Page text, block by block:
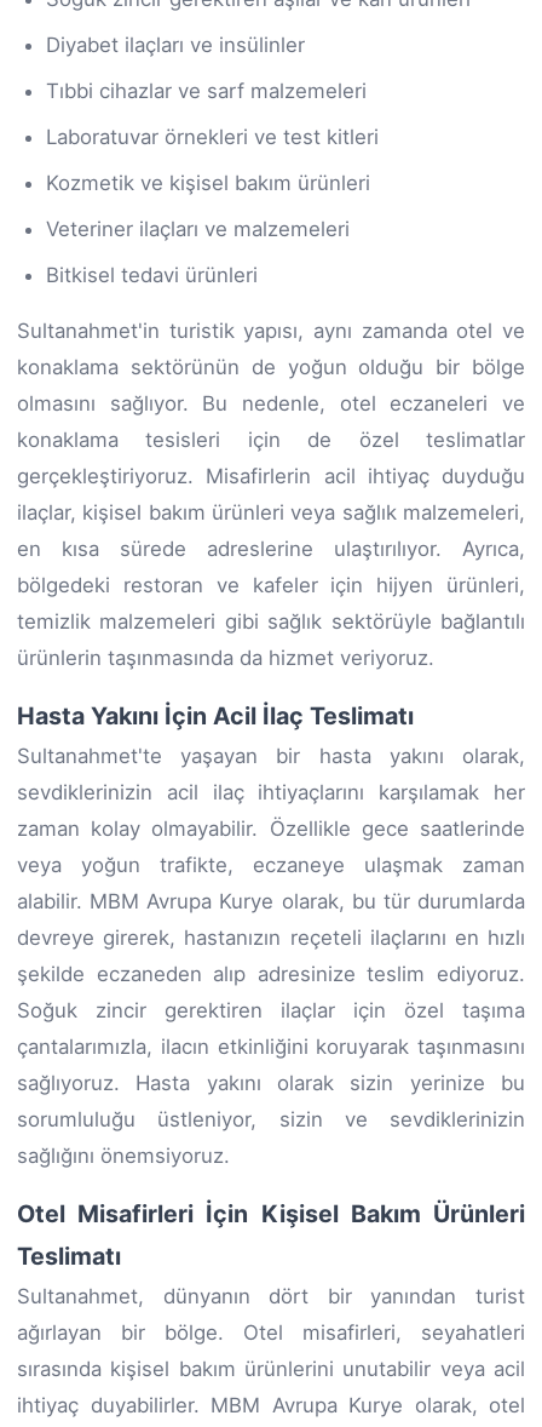
Diyabet ilaçları ve insülinler
Tıbbi cihazlar ve sarf malzemeleri
Laboratuvar örnekleri ve test kitleri
Kozmetik ve kişisel bakım ürünleri
Veteriner ilaçları ve malzemeleri
Bitkisel tedavi ürünleri
Sultanahmet'in turistik yapısı, aynı zamanda otel ve
konaklama sektörünün de yoğun olduğu bir bölge
olmasını sağlıyor. Bu nedenle, otel eczaneleri ve
konaklama tesisleri için de özel teslimatlar
gerçekleştiriyoruz. Misafirlerin acil ihtiyaç duyduğu
ilaçlar, kişisel bakım ürünleri veya sağlık malzemeleri,
en kısa sürede adreslerine ulaştırılıyor. Ayrıca,
bölgedeki restoran ve kafeler için hijyen ürünleri,
temizlik malzemeleri gibi sağlık sektörüyle bağlantılı
ürünlerin taşınmasında da hizmet veriyoruz.
Hasta Yakını İçin Acil İlaç Teslimatı
Sultanahmet'te yaşayan bir hasta yakını olarak,
sevdiklerinizin acil ilaç ihtiyaçlarını karşılamak her
zaman kolay olmayabilir. Özellikle gece saatlerinde
veya yoğun trafikte, eczaneye ulaşmak zaman
alabilir. MBM Avrupa Kurye olarak, bu tür durumlarda
devreye girerek, hastanızın reçeteli ilaçlarını en hızlı
şekilde eczaneden alıp adresinize teslim ediyoruz.
Soğuk zincir gerektiren ilaçlar için özel taşıma
çantalarımızla, ilacın etkinliğini koruyarak taşınmasını
sağlıyoruz. Hasta yakını olarak sizin yerinize bu
sorumluluğu üstleniyor, sizin ve sevdiklerinizin
sağlığını önemsiyoruz.
Otel Misafirleri İçin Kişisel Bakım Ürünleri
Teslimatı
Sultanahmet, dünyanın dört bir yanından turist
ağırlayan bir bölge. Otel misafirleri, seyahatleri
sırasında kişisel bakım ürünlerini unutabilir veya acil
ihtiyaç duyabilirler. MBM Avrupa Kurye olarak, otel